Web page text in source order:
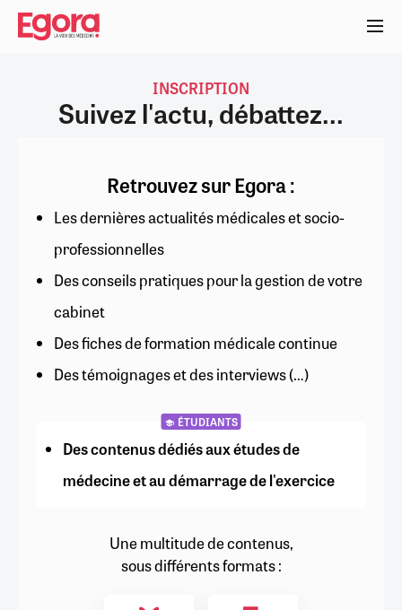
Aller
contenu
INSCRIPTION
Suivez l'actu, débattez...
Retrouvez sur Egora :
Les dernières actualités médicales et socio-
professionnelles
Des conseils pratiques pour la gestion de votre
cabinet
Des fiches de formation médicale continue
Des témoignages et des interviews (…)
ÉTUDIANTS
Des contenus dédiés aux études de
médecine et au démarrage de l'exercice
Une multitude de contenus,
sous différents formats :